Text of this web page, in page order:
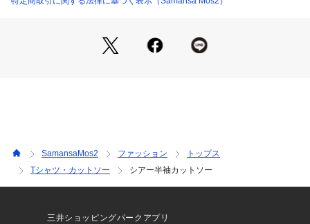
SamansaMos2 ファッション
トップス
Tシャツ・カットソー
シアー半袖カットソー
三井ショッピングパークアプリ